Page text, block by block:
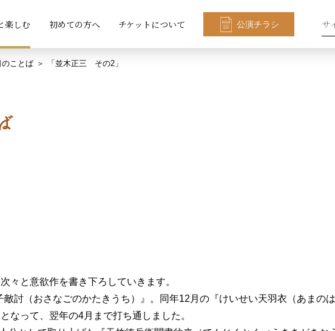
楽しむ 初めての方へ チケットについて 公演チラシ
ことば 「並木正三 その2」
と意欲作を書き下ろしていきます。
討（おさなごのかたきうち）』。同年12月の『けいせい天羽衣（あまの
なって、翌年の4月まで打ち通しました。